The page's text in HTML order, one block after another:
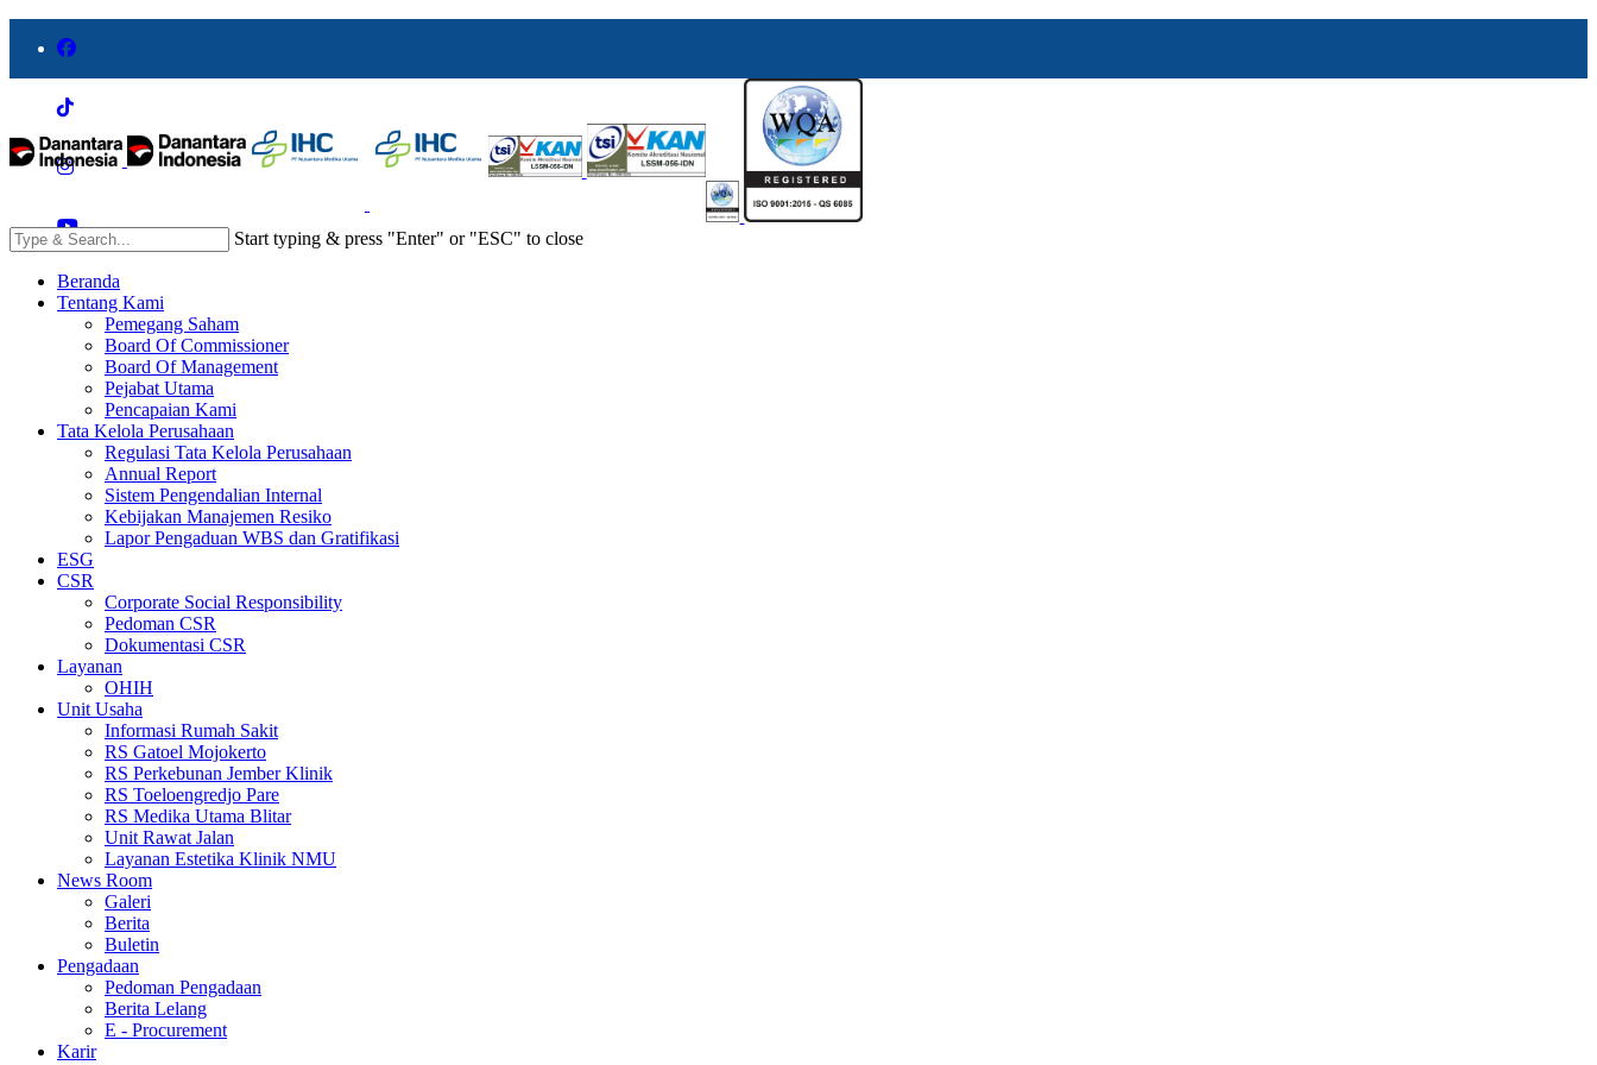
Start typing & press "Enter" or "ESC" to close
Beranda
Tentang Kami
Pemegang Saham
Board Of Commissioner
Board Of Management
Pejabat Utama
Pencapaian Kami
Tata Kelola Perusahaan
Regulasi Tata Kelola Perusahaan
Annual Report
Sistem Pengendalian Internal
Kebijakan Manajemen Resiko
Lapor Pengaduan WBS dan Gratifikasi
ESG
CSR
Corporate Social Responsibility
Pedoman CSR
Dokumentasi CSR
Layanan
OHIH
Unit Usaha
Informasi Rumah Sakit
RS Gatoel Mojokerto
RS Perkebunan Jember Klinik
RS Toeloengredjo Pare
RS Medika Utama Blitar
Unit Rawat Jalan
Layanan Estetika Klinik NMU
News Room
Galeri
Berita
Buletin
Pengadaan
Pedoman Pengadaan
Berita Lelang
E - Procurement
Karir